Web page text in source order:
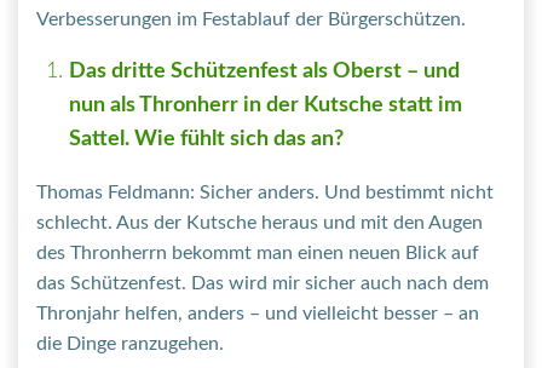
Verbesserungen im Festablauf der Bürgerschützen.
Das dritte Schützenfest als Oberst – und
nun als Thronherr in der Kutsche statt im
Sattel. Wie fühlt sich das an?
Thomas Feldmann: Sicher anders. Und bestimmt nicht
schlecht. Aus der Kutsche heraus und mit den Augen
des Thronherrn bekommt man einen neuen Blick auf
das Schützenfest. Das wird mir sicher auch nach dem
Thronjahr helfen, anders – und vielleicht besser – an
die Dinge ranzugehen.